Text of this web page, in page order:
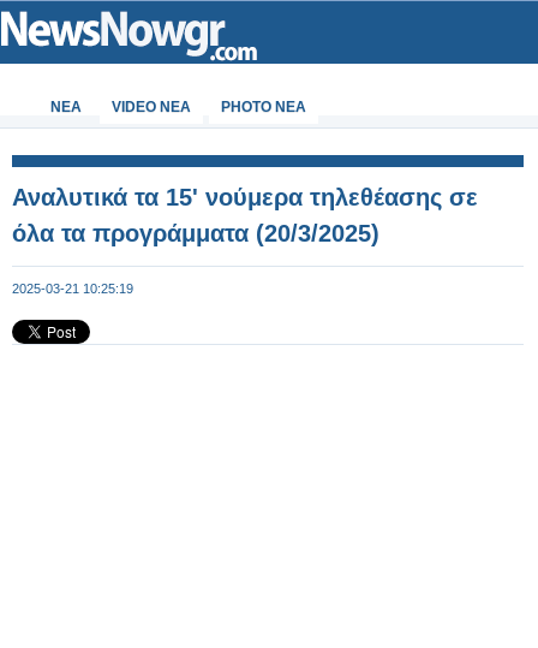
ΝΕΑ VIDEO NEA PHOTO NEA
Αναλυτικά τα 15' νούμερα τηλεθέασης σε
όλα τα προγράμματα (20/3/2025)
2025-03-21 10:25:19